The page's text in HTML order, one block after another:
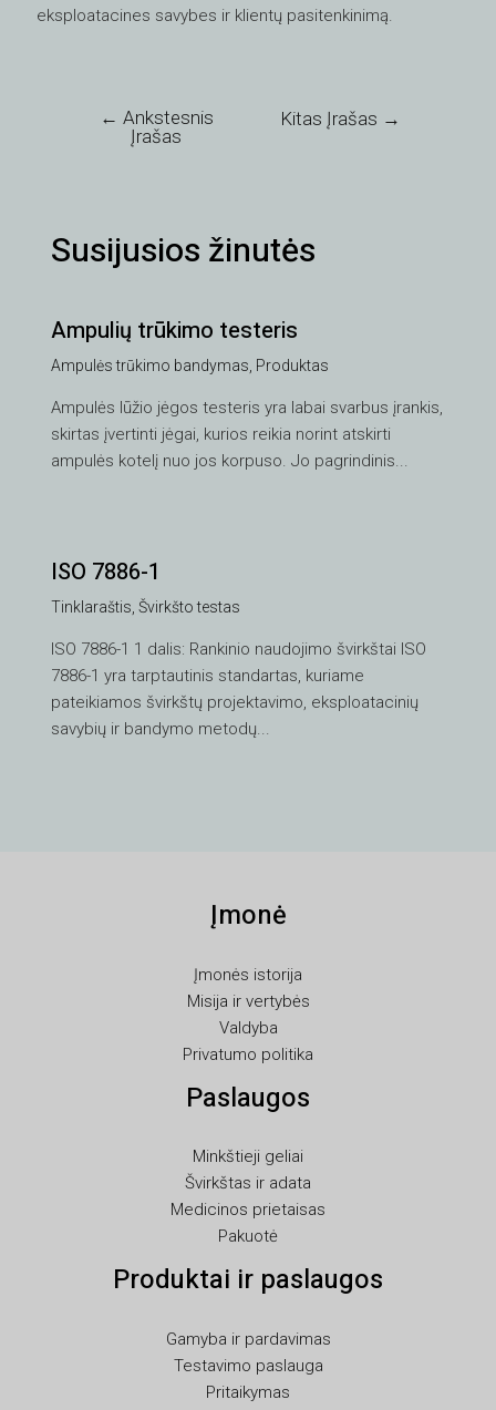
eksploatacines savybes ir klientų pasitenkinimą.
← Ankstesnis
Įrašas
Kitas Įrašas →
Susijusios žinutės
Ampulių trūkimo testeris
Ampulės trūkimo bandymas Produktas
Ampulės lūžio jėgos testeris yra labai svarbus įrankis,
skirtas įvertinti jėgai, kurios reikia norint atskirti
ampulės kotelį nuo jos korpuso. Jo pagrindinis...
ISO 7886-1
Tinklaraštis Švirkšto testas
ISO 7886-1 1 dalis: Rankinio naudojimo švirkštai ISO
7886-1 yra tarptautinis standartas, kuriame
pateikiamos švirkštų projektavimo, eksploatacinių
savybių ir bandymo metodų...
Įmonė
Įmonės istorija
Misija ir vertybės
Valdyba
Privatumo politika
Paslaugos
Minkštieji geliai
Švirkštas ir adata
Medicinos prietaisas
Pakuotė
Produktai ir paslaugos
Gamyba ir pardavimas
Testavimo paslauga
Pritaikymas
TH